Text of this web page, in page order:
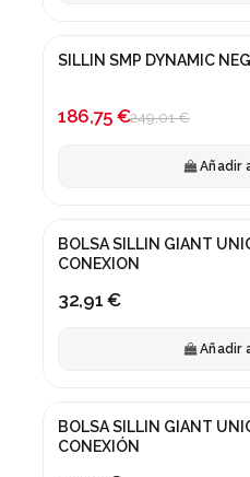
¡En oferta!
SILLIN SMP DYNAMIC
186,75 €249,01 €
Añadir
BOLSA SILLIN GIANT
CONEXION
32,91 €
Añadir
BOLSA SILLIN GIANT
CONEXIÓN